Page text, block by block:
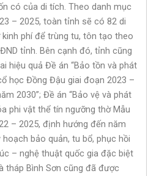
có của di tích. Theo danh mục
– 2025, toàn tỉnh sẽ có 82 di
phí để trùng tu, tôn tạo theo
tỉnh. Bên cạnh đó, tỉnh cũng
hiệu quả Đề án “Bảo tồn và phát
học Đồng Đậu giai đoạn 2023 –
2030”; Đề án “Bảo vệ và phát
phi vật thể tín ngưỡng thờ Mẫu
– 2025, định hướng đến năm
hoạch bảo quản, tu bổ, phục hồi
– nghệ thuật quốc gia đặc biệt
tháp Bình Sơn cũng đã được